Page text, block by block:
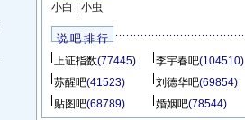
小白
小虫
说 吧 排 行
上证指数(77445) 李宇春吧(104510)
苏醒吧(41523) 刘德华吧(69854)
贴图吧(68789) 婚姻吧(78544)